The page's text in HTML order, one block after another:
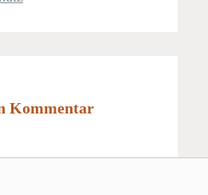
Kommentar